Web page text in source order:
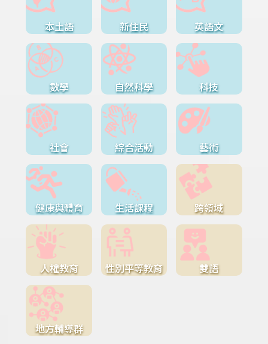
本土語 新住民 英語文
數學 自然科學 科技
社會 綜合活動 藝術
健康與體育 生活課程 跨領域
人權教育 性別平等教育 雙語
地方輔導群